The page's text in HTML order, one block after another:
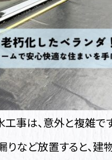
事は、意外と複雑で
りなど放置すると、建